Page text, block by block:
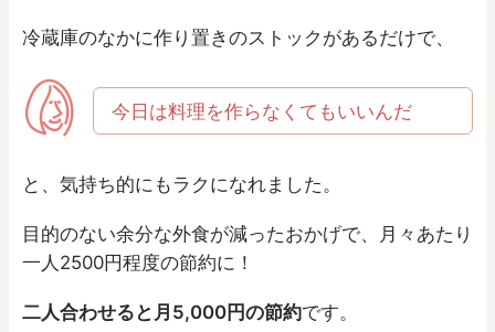
冷蔵庫のなかに作り置きのストックがあるだけで、
今日は料理を作らなくてもいいんだ
と、気持ち的にもラクになれました。
目的のない余分な外食が減ったおかげで、月々あたり
一人2500円程度の節約に！
二人合わせると月5,000円の節約です。